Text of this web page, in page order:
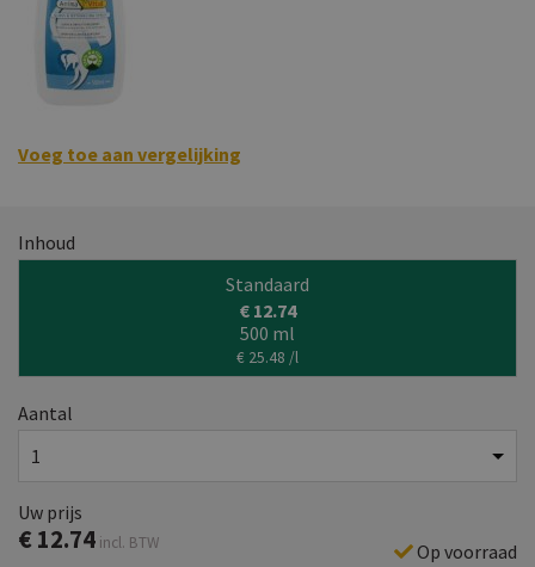
Voeg toe aan vergelijking
Inhoud
Standaard
€ 12.74
500 ml
€ 25.48 /l
Aantal
Uw prijs
€ 12.74 incl. BTW
Op voorraad